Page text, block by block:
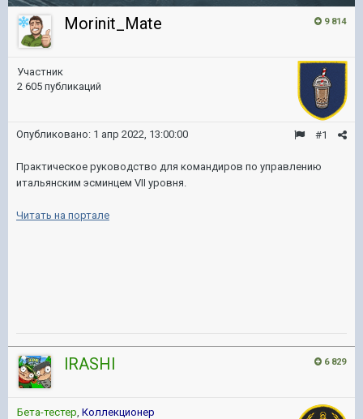
9 814
Morinit_Mate
Участник
2 605 публикаций
#1
Опубликовано: 1 апр 2022, 13:00:00
Практическое руководство для командиров по управлению
итальянским эсминцем VII уровня.
Читать на портале
6 829
lRASHl
Бета-тестер, Коллекционер